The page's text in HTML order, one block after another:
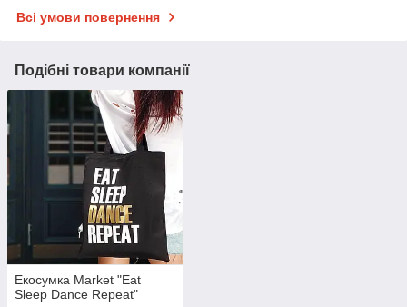
Всі умови повернення
Подібні товари компанії
Екосумка Market "Eat
Sleep Dance Repeat"